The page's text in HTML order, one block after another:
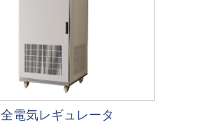
全電気レギュレータ